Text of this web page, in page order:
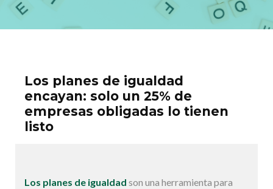
Los planes de igualdad
encayan: solo un 25% de
empresas obligadas lo tienen
listo
Los planes de igualdad son una herramienta para